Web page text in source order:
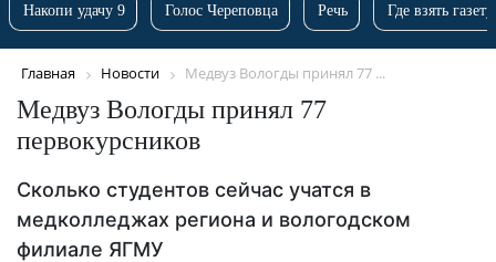
Накопи удачу 9 Голос Череповца Речь Где взять
Главная Новости Медвуз Вологды принял 77 ...
Медвуз Вологды принял 77
первокурсников
Сколько студентов сейчас учатся в
медколледжах региона и вологодском
филиале ЯГМУ